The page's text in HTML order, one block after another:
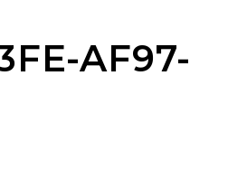
AF97-